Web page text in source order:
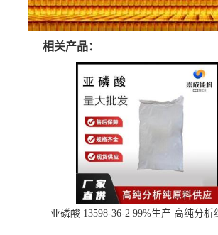
相关产品：
亚磷酸 13598-36-2 99%生产 高纯分析